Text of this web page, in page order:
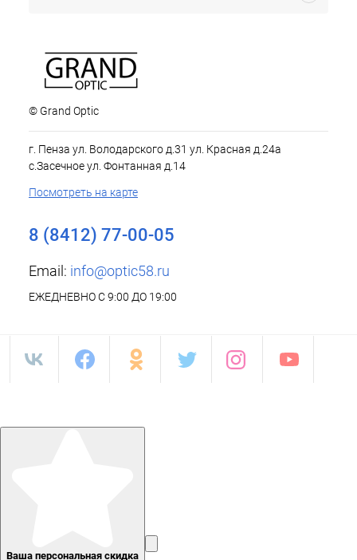
© Grand Optic
г. Пенза ул. Володарского д.31 ул. Красная д.24а
с.Засечное ул. Фонтанная д.14
Посмотреть на карте
8 (8412) 77-00-05
Email: info@optic58.ru
ЕЖЕДНЕВНО С 9:00 ДО 19:00
Ваша персональная скидка